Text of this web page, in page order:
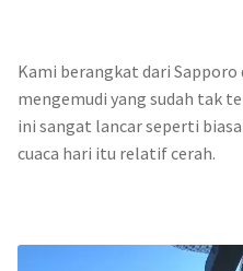
Kami berangkat dari Sapporo
mengemudi yang sudah tak
ini sangat lancar seperti
cuaca hari itu relatif cerah.